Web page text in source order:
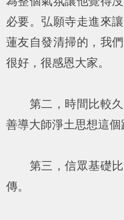
必要。弘願寺走進來
蓮友自發清掃的，我
很好，很感恩大家。
第二，時間比較久
善導大師淨土思想這個
第三，信眾基礎比
傳。